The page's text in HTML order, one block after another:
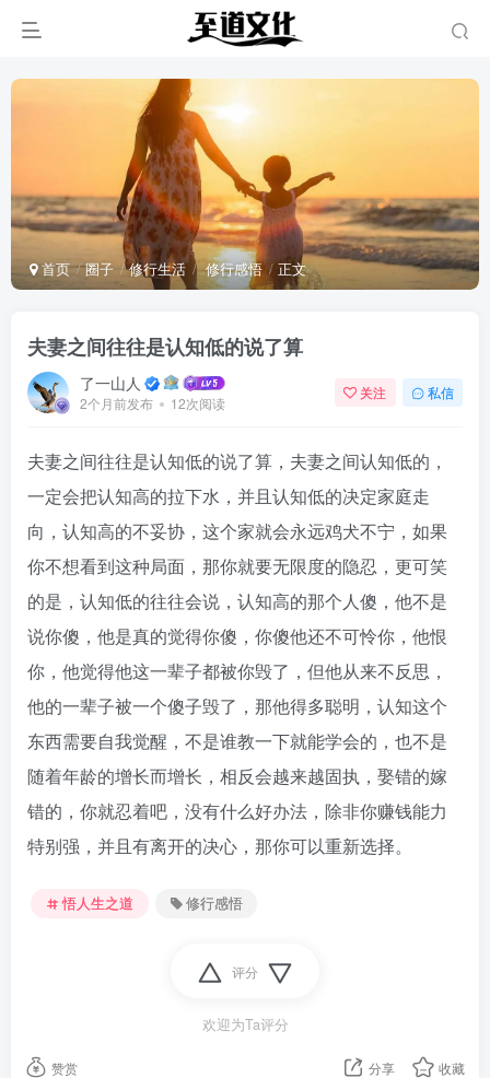
首页 圈子 修行生活 修行感悟 正文
夫妻之间往往是认知低的说了算
了一山人
2个月前发布 12次阅读
关注 私信
夫妻之间往往是认知低的说了算，夫妻之间认知低的，
一定会把认知高的拉下水，并且认知低的决定家庭走
向，认知高的不妥协，这个家就会永远鸡犬不宁，如果
你不想看到这种局面，那你就要无限度的隐忍，更可笑
的是，认知低的往往会说，认知高的那个人傻，他不是
说你傻，他是真的觉得你傻，你傻他还不可怜你，他恨
你，他觉得他这一辈子都被你毁了，但他从来不反思，
他的一辈子被一个傻子毁了，那他得多聪明，认知这个
东西需要自我觉醒，不是谁教一下就能学会的，也不是
随着年龄的增长而增长，相反会越来越固执，娶错的嫁
错的，你就忍着吧，没有什么好办法，除非你赚钱能力
特别强，并且有离开的决心，那你可以重新选择。
悟人生之道 修行感悟
评分
欢迎为Ta评分
赞赏 分享 收藏